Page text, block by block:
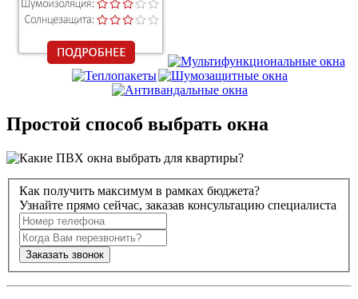
Простой способ выбрать окна
Как получить максимум в рамках бюджета?
Узнайте прямо сейчас, заказав консультацию специалиста